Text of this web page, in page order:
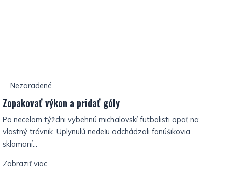
Nezaradené
Zopakovať výkon a pridať góly
Po necelom týždni vybehnú michalovskí futbalisti opäť na
vlastný trávnik. Uplynulú nedeľu odchádzali fanúšikovia
sklamaní...
Zobraziť viac